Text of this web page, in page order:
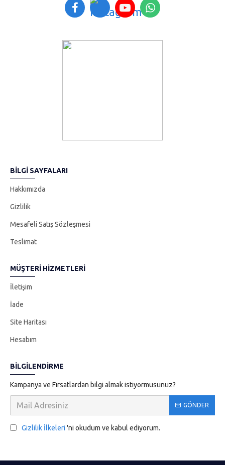
köşesinde bulunduracağınız elegance vip perfume sprey oda
kokuları hem eviniz de göz zevkinize hitap eder hem de davetsiz
eşsiz ve özgün oda kokusuyla evinizde rahat ve tertemiz bir nefes
BILGI SAYFALARI
Hakkımızda
Gizlilik
Mesafeli Satış Sözleşmesi
Teslimat
MÜŞTERI HIZMETLERI
İletişim
İade
Site Haritası
Hesabım
BILGILENDIRME
Kampanya ve Fırsatlardan bilgi almak istiyormusunuz?
GÖNDER
Gizlilik İlkeleri 'ni okudum ve kabul ediyorum.